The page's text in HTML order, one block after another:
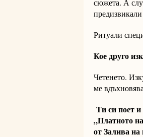
сюжета. А
Ритуали
Кое друго
Четенето.
ме
Ти си поет
„Платното
от Залива на